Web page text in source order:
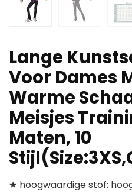
Lange
Voor Dames
Warme
Meisjes
Maten, 10
★ hoogwaardige stof: